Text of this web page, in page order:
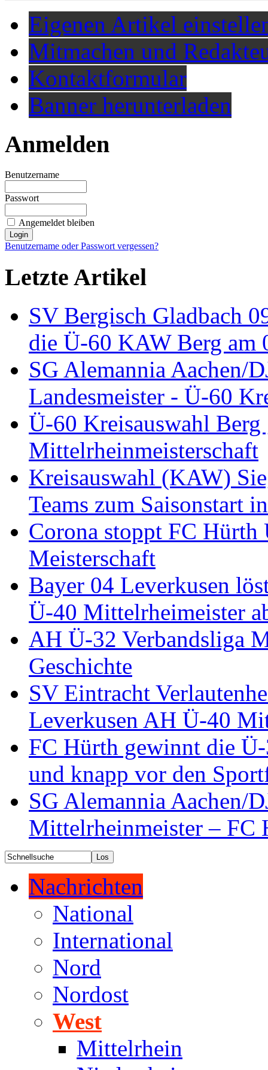
Eigenen Artikel
Mitmachen und
Kontaktformular
Banner herunterladen
Anmelden
Benutzername
Passwort
Angemeldet bleiben
Benutzername oder Passwort vergessen?
Letzte Artikel
SV Bergisch Gladbach
die Ü-60 KAW Berg am
SG Alemannia Aachen/
Landesmeister - Ü-60
Ü-60 Kreisauswahl
Mittelrheinmeisterschaft
Kreisauswahl (KAW)
Teams zum Saisonstart
Corona stoppt FC Hürth
Meisterschaft
Bayer 04 Leverkusen
Ü-40 Mittelrheimeister
AH Ü-32 Verbandsliga
Geschichte
SV Eintracht
Leverkusen AH Ü-40
FC Hürth gewinnt die
und knapp vor den
SG Alemannia Aachen/
Mittelrheinmeister – FC
Nachrichten
National
International
Nord
Nordost
West
Mittelrhein